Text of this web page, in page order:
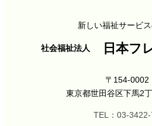
新しい福祉サービ
社会福祉法人 日本フ
〒154-0002
東京都世田谷区下馬2
TEL：03-3422-